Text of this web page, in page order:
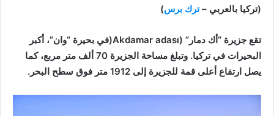
(تركيا بالعربي –ترك برس)
تقع جزيرة “أك دمار” (Akdamar adası(في بحيرة “وان”، أكبر
البحيرات في تركيا. وتبلغ مساحة الجزيرة 70 ألف متر مربع، كما
يصل ارتفاع أعلى قمة للجزيرة إلى 1912 متر فوق سطح البحر.